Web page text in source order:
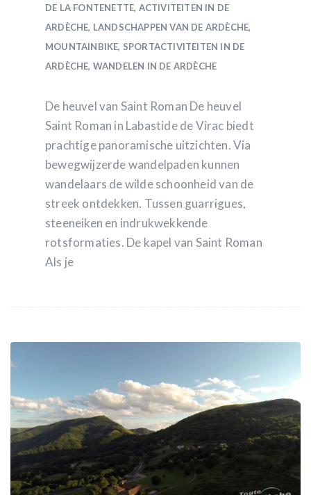
DE LA FONTENETTE, ACTIVITEITEN IN DE
ARDÈCHE, LANDSCHAPPEN VAN DE ARDÈCHE,
MOUNTAINBIKE, SPORTACTIVITEITEN IN DE
ARDÈCHE, WANDELEN IN DE ARDÈCHE
De heuvel van Saint Roman De heuvel
Saint Roman in Labastide de Virac biedt
prachtige panoramische uitzichten. Via
bewegwijzerde wandelpaden kunnen
wandelaars de wilde schoonheid van de
streek ontdekken. Tussen guarrigues,
steeneiken en indrukwekkende
rotsformaties. De kapel van Saint Roman
Als je